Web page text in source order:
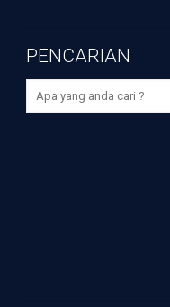
PENCARIAN